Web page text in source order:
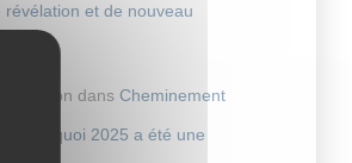
révélation et de nouveau
dans Cheminement
: pourquoi 2025 a été une